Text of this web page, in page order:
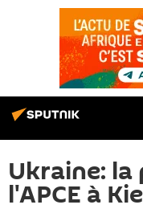
Ukraine:
l'APCE à